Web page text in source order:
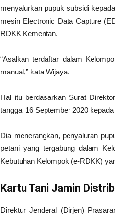
menyalurkan pupuk subsidi
mesin Electronic Data Capture
RDKK Kementan.
“Asalkan terdaftar dalam
manual,” kata Wijaya.
Hal itu berdasarkan Surat
tanggal 16 September 2020
Dia menerangkan, penyaluran
petani yang tergabung dalam
Kebutuhan Kelompok (e-RDKK)
Kartu Tani Jamin
Direktur Jenderal (Dirjen)